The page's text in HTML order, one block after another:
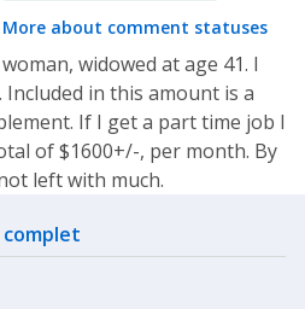
More about comment statuses
widowed at age 41. I
Included in this amount is a
If I get a part time job I
of $1600+/-, per month. By
left with much.